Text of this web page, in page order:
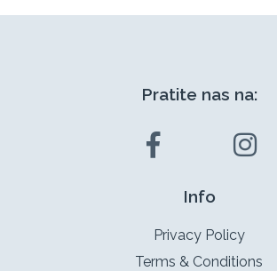
Pratite nas na:
Info
Privacy Policy
Terms & Conditions